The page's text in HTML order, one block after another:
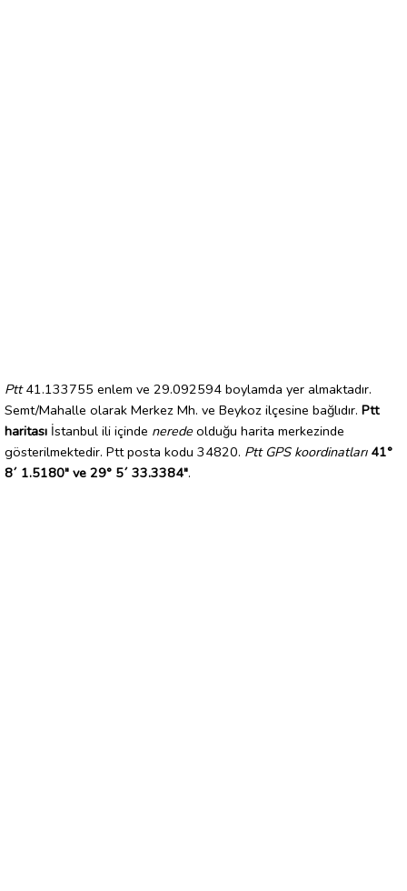
Ptt41.133755 enlem ve 29.092594 boylamda yer almaktadır.
Semt/Mahalle olarak Merkez Mh. ve Beykoz ilçesine bağlıdır. Ptt
haritası İstanbul ili içinde nerede olduğu harita merkezinde
gösterilmektedir. Ptt posta kodu 34820. Ptt GPS koordinatları 41°
8´ 1.5180" ve 29° 5´ 33.3384".